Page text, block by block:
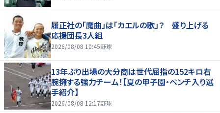
履正社の「魔曲」は「カエルの歌」？ 盛り上げる
応援団長3人組
2026/08/08 10:45野球
13年ぶり出場の大分商は世代屈指の152キロ右
腕擁する強力チーム！【夏の甲子園・ベンチ入り選
手紹介】
2026/08/08 12:17野球